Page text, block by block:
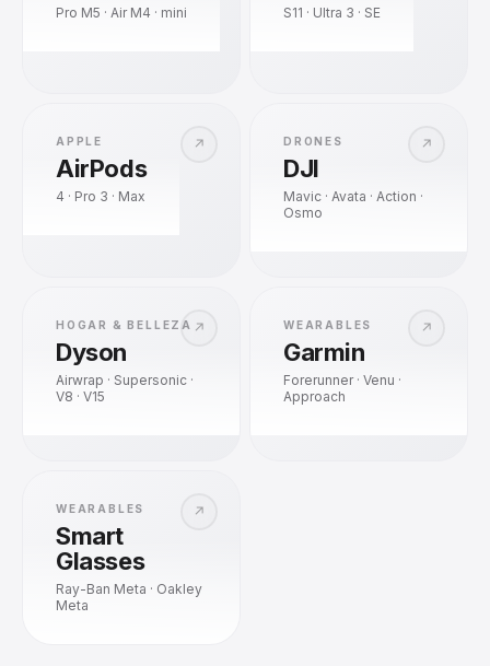
Pro M5 · Air M4 · mini S11 · Ultra 3 · SE
↗
APPLE
AirPods
4 · Pro 3 · Max
↗
DRONES
DJI
Mavic · Avata · Action ·
Osmo
↗
HOGAR & BELLEZA
Dyson
Airwrap · Supersonic ·
V8 · V15
↗
WEARABLES
Garmin
Forerunner · Venu ·
Approach
↗
WEARABLES
Smart
Glasses
Ray-Ban Meta · Oakley
Meta